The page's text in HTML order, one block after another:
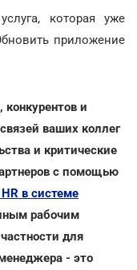
которая уже
приложение
конкурентов и
ваших коллег
и критические
с помощью
в системе
рабочим
для
- это